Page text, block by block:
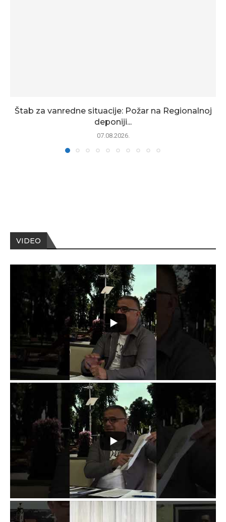
Štab za vanredne situacije: Požar na Regionalnoj
deponiji...
07.08.2026.
VIDEO